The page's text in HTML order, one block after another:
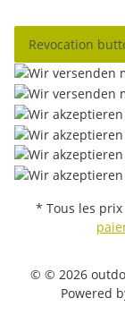
Revocation
* Tous les prix
© © 2026
Powered